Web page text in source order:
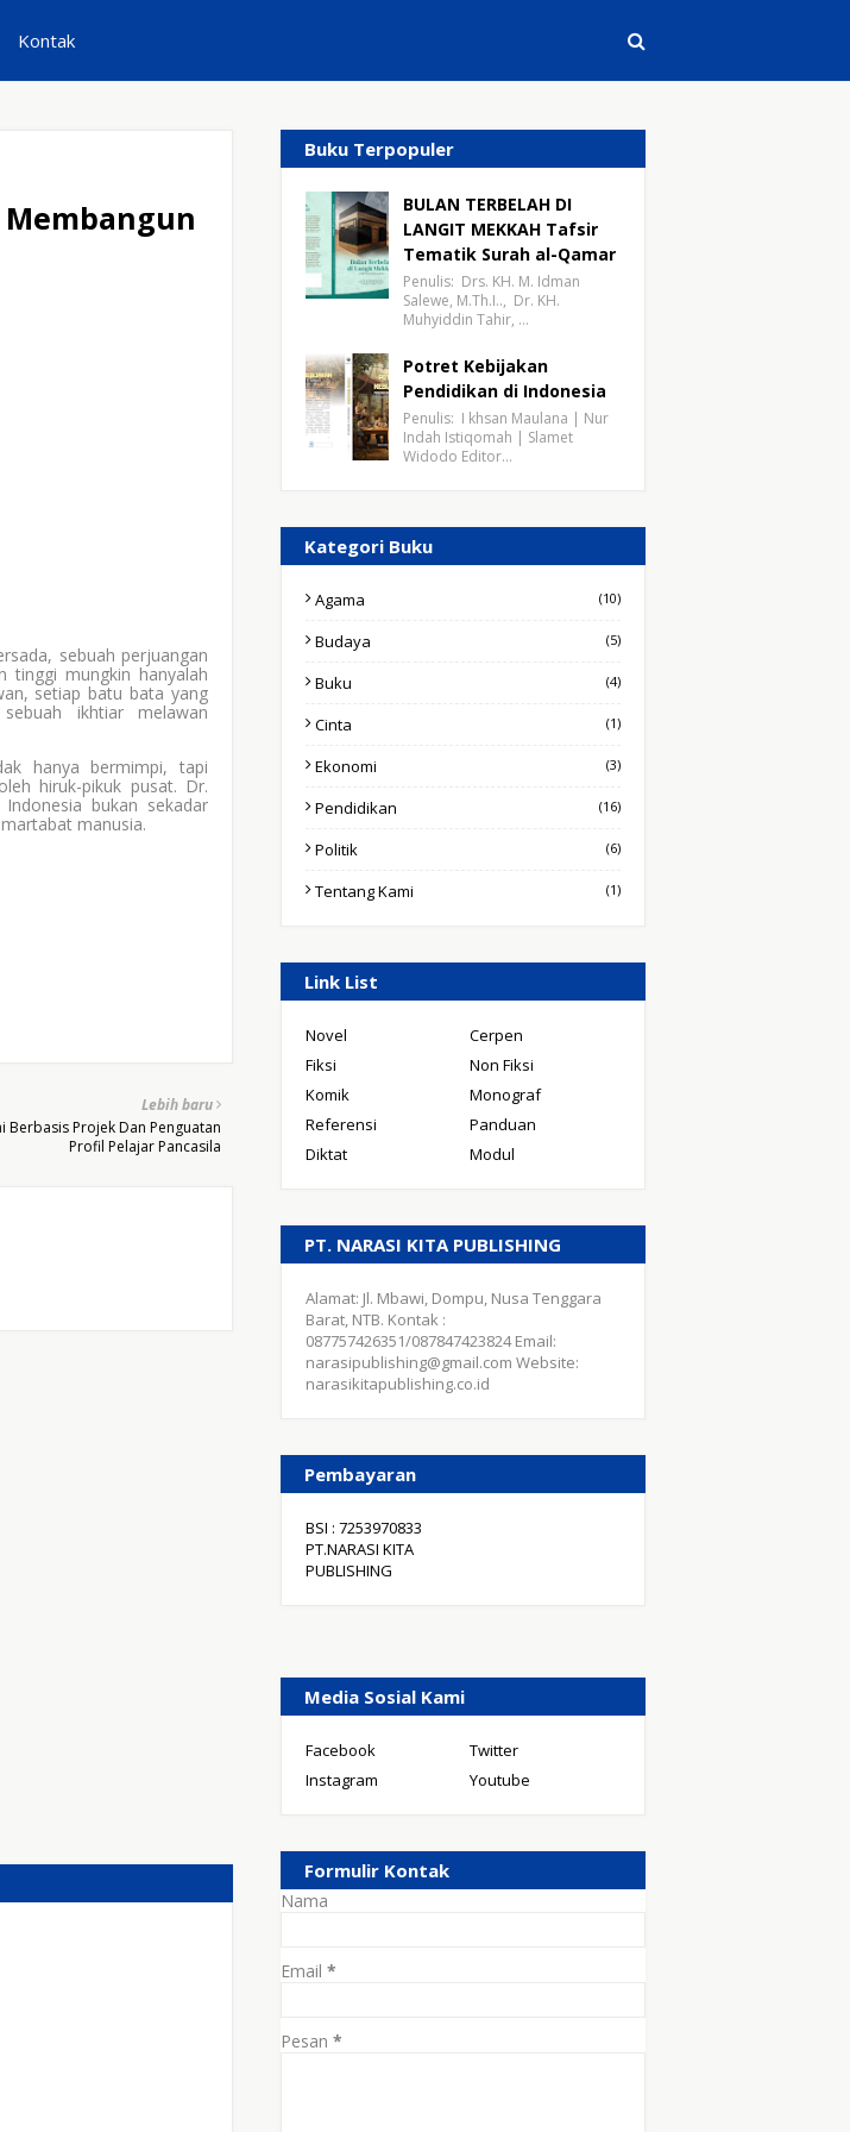
Kontak
Membangun
sebuah perjuangan
tinggi mungkin hanyalah
setiap batu bata yang
ikhtiar melawan
hanya bermimpi, tapi
hiruk-pikuk pusat. Dr.
bukan sekadar
manusia.
Lebih baru
Berbasis Projek Dan Penguatan
Profil Pelajar Pancasila
Buku Terpopuler
BULAN TERBELAH DI
LANGIT MEKKAH Tafsir
Tematik Surah al-Qamar
Penulis: Drs. KH. M. Idman
Salewe, M.Th.I.., Dr. KH.
Muhyiddin Tahir, …
Potret Kebijakan
Pendidikan di Indonesia
Penulis: I khsan Maulana | Nur
Indah Istiqomah | Slamet
Widodo Editor…
Kategori Buku
Agama (10)
Budaya (5)
Buku (4)
Cinta (1)
Ekonomi (3)
Pendidikan (16)
Politik (6)
Tentang Kami (1)
Link List
Novel
Cerpen
Fiksi
Non Fiksi
Komik
Monograf
Referensi
Panduan
Diktat
Modul
PT. NARASI KITA PUBLISHING
Alamat: Jl. Mbawi, Dompu, Nusa Tenggara
Barat, NTB. Kontak :
087757426351/087847423824 Email:
narasipublishing@gmail.com Website:
narasikitapublishing.co.id
Pembayaran
BSI : 7253970833
PT.NARASI KITA
PUBLISHING
Media Sosial Kami
Facebook
Twitter
Instagram
Youtube
Formulir Kontak
Nama
Email*
Pesan*